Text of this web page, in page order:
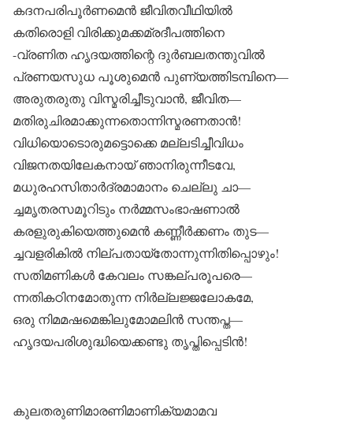
കദനപരിപൂർണമെൻ ജീവിതവീഥിയിൽ
കതിരൊളി വിരിക്കുമക്കമ്രദീപത്തിനെ
-വ്രണിത ഹൃദയത്തിന്റെ ദുർബലതന്തുവിൽ
പ്രണയസുധ പൂശുമെൻ പുണ്യത്തിടമ്പിനെ—
അരുതരുതു വിസ്മരിച്ചീടുവാൻ, ജീവിത—
മതിരുചിരമാക്കുന്നതൊന്നിസ്മരണതാൻ!
വിധിയൊടൊരുമട്ടൊക്കെ മല്ലടിച്ചീവിധം
വിജനതയിലേകനായ് ഞാനിരുന്നീടവേ,
മധുരഹസിതാർദ്രമാമാനം ചെല്ലു ചാ—
ച്ചമൃതരസമൂറിടും നർമ്മസംഭാഷണാൽ
കരളുരുകിയെത്തുമെൻ കണ്ണീർക്കണം തുട—
ച്ചവളരികിൽ നില്പതായ്തോന്നുന്നിതിപ്പൊഴും!
സതിമണികൾ കേവലം സങ്കല്പരൂപരെ—
ന്നതികഠിനമോതുന്ന നിർല്ലജ്ജലോകമേ,
ഒരു നിമമഷമെങ്കിലുമോമലിൻ സന്തപ്ത—
ഹൃദയപരിശുദ്ധിയെക്കണ്ടു തൃപ്തിപ്പെടിൻ!
കുലതരുണിമാരണിമാണിക്യമാമവ